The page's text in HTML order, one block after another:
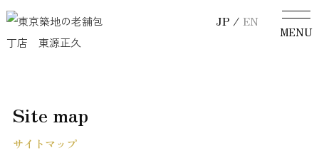
JP / EN
Site map
サイトマップ